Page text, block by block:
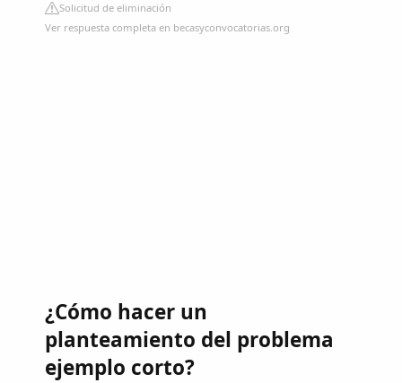
Solicitud de eliminación
Ver respuesta completa en becasyconvocatorias.org
¿Cómo hacer un
planteamiento del problema
ejemplo corto?